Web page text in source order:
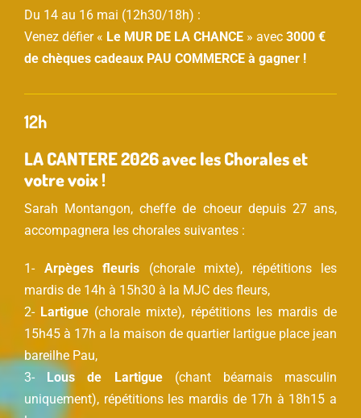
Du 14 au 16 mai (12h30/18h) :
Venez défier « Le MUR DE LA CHANCE» avec 3000 €
de chèques cadeaux PAU COMMERCE à gagner !
12h
LA CANTERE 2026 avec les Chorales et
votre voix !
Sarah Montangon, cheffe de choeur depuis 27 ans,
accompagnera les chorales suivantes :
1- Arpèges fleuris (chorale mixte), répétitions les
mardis de 14h à 15h30 à la MJC des fleurs,
2- Lartigue (chorale mixte), répétitions les mardis de
15h45 à 17h a la maison de quartier lartigue place jean
bareilhe Pau,
3-
Lous de Lartigue(chant béarnais masculin
uniquement), répétitions les mardis de 17h à 18h15 a